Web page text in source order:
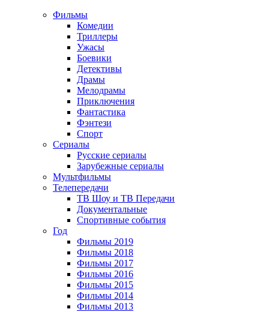
Фильмы
Комедии
Триллеры
Ужасы
Боевики
Детективы
Драмы
Мелодрамы
Приключения
Фантастика
Фэнтези
Спорт
Сериалы
Русские сериалы
Зарубежные сериалы
Мультфильмы
Телепередачи
ТВ Шоу и ТВ Передачи
Документальные
Спортивные события
Год
Фильмы 2019
Фильмы 2018
Фильмы 2017
Фильмы 2016
Фильмы 2015
Фильмы 2014
Фильмы 2013